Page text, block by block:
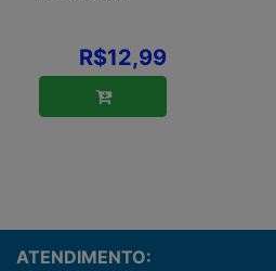
R$12,99
ATENDIMENTO: